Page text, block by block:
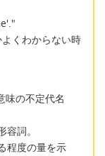
くわからない時
味の不定代名
詞。
程度の量を示